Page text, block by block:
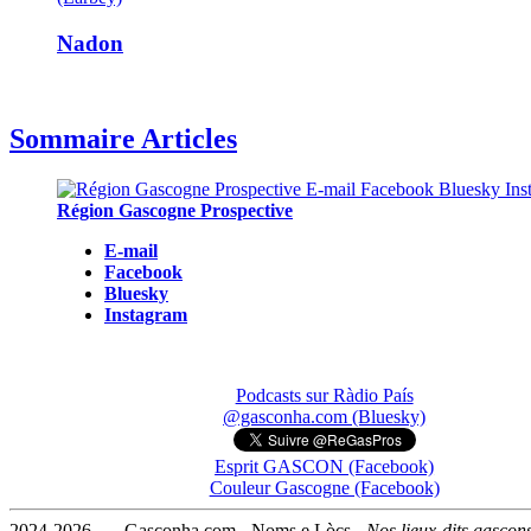
Nadon
Sommaire Articles
Région Gascogne Prospective
E-mail
Facebook
Bluesky
Instagram
Podcasts sur Ràdio País
@gasconha.com (Bluesky)
Esprit GASCON (Facebook)
Couleur Gascogne (Facebook)